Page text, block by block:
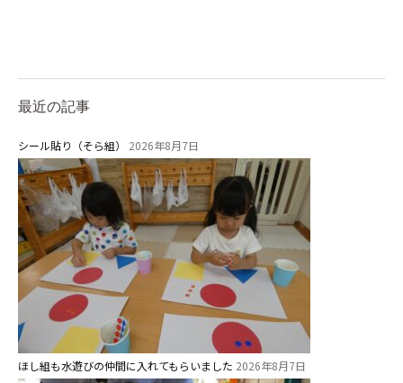
最近の記事
シール貼り（そら組） 2026年8月7日
ほし組も水遊びの仲間に入れてもらいました 2026年8月7日